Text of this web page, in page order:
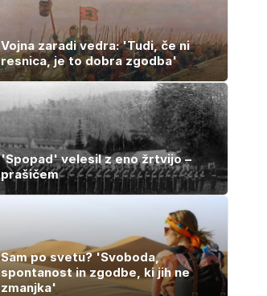
Vojna zaradi vedra: 'Tudi, če ni
resnica, je to dobra zgodba'
'Spopad' velesil z eno žrtvijo –
prašičem
Sam po svetu? 'Svoboda,
spontanost in zgodbe, ki jih ne
zmanjka'